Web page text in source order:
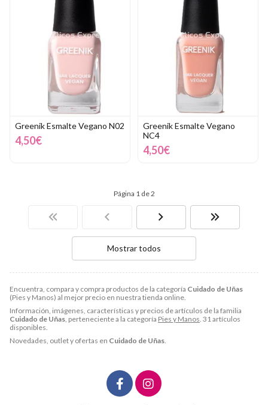
Encuentra, compara y compra productos de la categoría Cuidado de Uñas
(Pies y Manos) al mejor precio en nuestra tienda online.
Información, imágenes, características y precios de artículos de la familia
Cuidado de Uñas , perteneciente a la categoría Pies y Manos . 31 artículos
disponibles.
Novedades, outlet y ofertas en Cuidado de Uñas
Greenik Esmalte Vegano N02
4,50€
Greenik Esmalte Vegano
NC4
4,50€
Página 1 de 2
Mostrar todos